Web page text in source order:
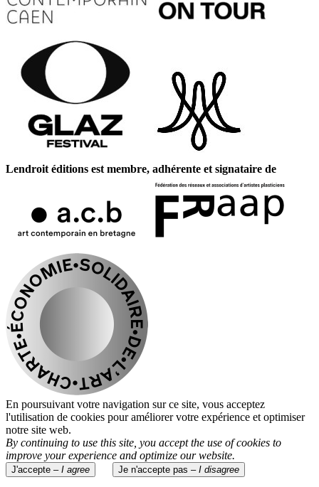
Lendroit éditions est membre, adhérente et signataire de
En poursuivant votre navigation sur ce site, vous acceptez
l'utilisation de cookies pour améliorer votre expérience et optimiser
notre site web.
By continuing to use this site, you accept the use of cookies to
improve your experience and optimize our website.
J'accepte – I agree Je n'accepte pas – I disagree